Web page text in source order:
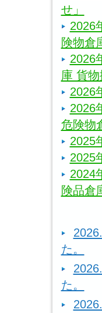
せ」
2026
険物倉
2026
庫 貨物
2026
2026
危険物
2025
2025
2024
険品倉
た。
た。